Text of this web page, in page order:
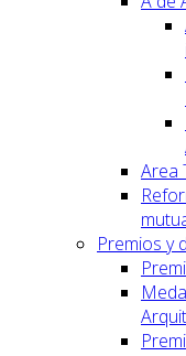
Area
Premios y